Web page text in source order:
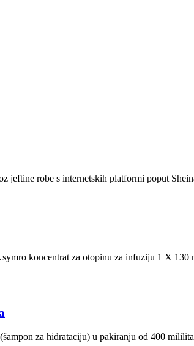
jeftine robe s internetskih platformi poput
koncentrat za otopinu za infuziju 1 X
za hidrataciju) u pakiranju od 400